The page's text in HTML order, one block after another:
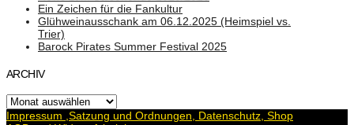
Ein Zeichen für die Fankultur
Glühweinausschank am 06.12.2025 (Heimspiel vs.
Trier)
Barock Pirates Summer Festival 2025
ARCHIV
Archiv
Impressum ,Satzung und Ordnungen, Datenschutz, Shop